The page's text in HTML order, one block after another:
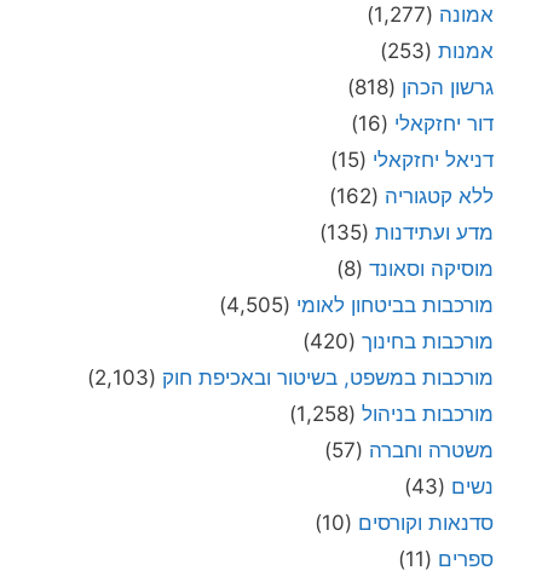
אמונה (1,277)
אמנות (253)
גרשון הכהן (818)
דור יחזקאלי (16)
דניאל יחזקאלי (15)
ללא קטגוריה (162)
מדע ועתידנות (135)
מוסיקה וסאונד (8)
מורכבות בביטחון לאומי (4,505)
מורכבות בחינוך (420)
מורכבות במשפט, בשיטור ובאכיפת חוק (2,103)
מורכבות בניהול (1,258)
משטרה וחברה (57)
נשים (43)
סדנאות וקורסים (10)
ספרים (11)